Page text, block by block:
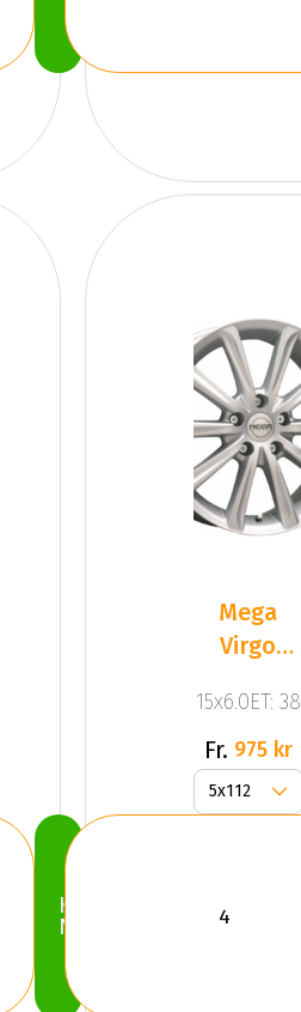
Köp
Nu
Mega
Virgo
15x6.0ET: 38
Fr. 975 kr